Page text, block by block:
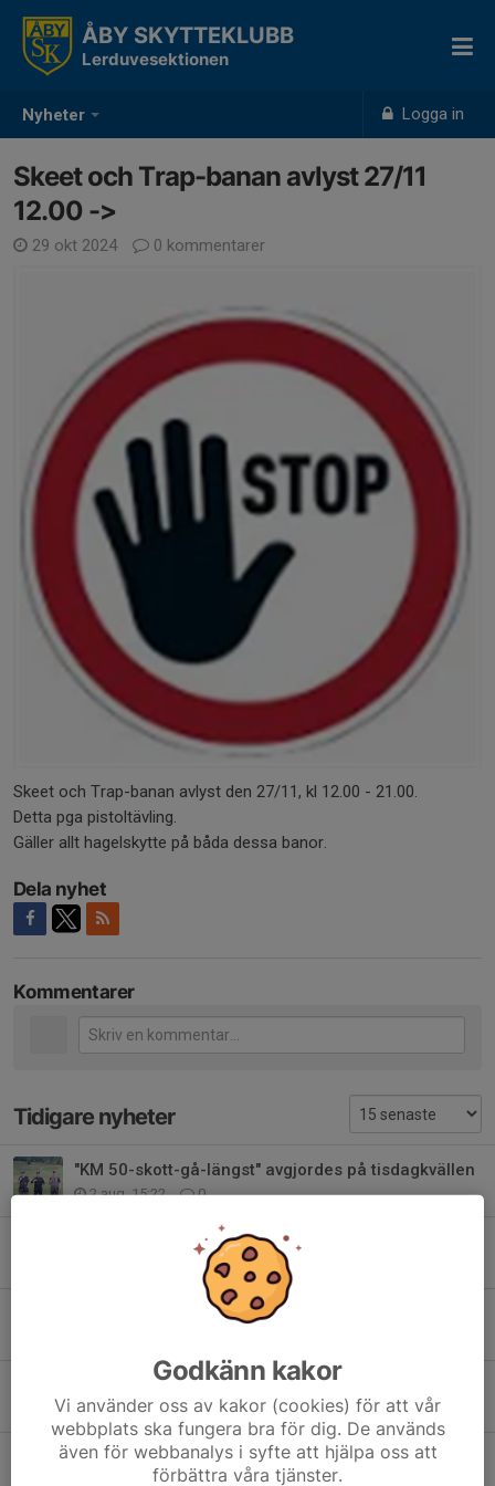
Nyheter Logga in
ÅBY SKYTTEKLUBB
Lerduvesektionen
Skeet och Trap-banan avlyst 27/11
12.00 ->
29 okt 2024 0 kommentarer
Skeet och Trap-banan avlyst den 27/11, kl 12.00 - 21.00.
Detta pga pistoltävling.
Gäller allt hagelskytte på båda dessa banor.
Dela nyhet
Kommentarer
Tidigare nyheter
"KM 50-skott-gå-längst" avgjordes på tisdagkvällen
2 aug, 15:22 0
KM "Hallbergs-minne" avgjort, Björn vann
29 jun, 14:53 0
KM i Compak avgjordes under Söndagen
7 jun, 15:18 1
Godkänn kakor
Vi använder oss av kakor (cookies) för att vår
webbplats ska fungera bra för dig. De används
även för webbanalys i syfte att hjälpa oss att
förbättra våra tjänster.